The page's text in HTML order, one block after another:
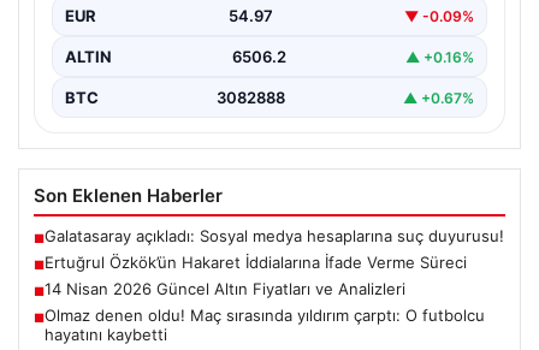
EUR 54.97 ▼ -0.09%
ALTIN 6506.2 ▲ +0.16%
BTC 3082888 ▲ +0.67%
Son Eklenen Haberler
■Galatasaray açıkladı: Sosyal medya hesaplarına suç duyurusu!
■Ertuğrul Özkök’ün Hakaret İddialarına İfade Verme Süreci
■14 Nisan 2026 Güncel Altın Fiyatları ve Analizleri
■Olmaz denen oldu! Maç sırasında yıldırım çarptı: O futbolcu
hayatını kaybetti